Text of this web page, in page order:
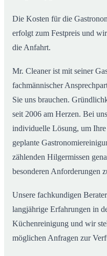
Die Kosten für die
erfolgt zum Festpreis und
die Anfahrt.
Mr. Cleaner ist mit seiner
fachmännischer
Sie uns brauchen.
seit 2006 am Herzen. Bei
individuelle Lösung, um
geplante
zählenden Hilgermissen
besonderen Anforderungen
Unsere fachkundigen
langjährige Erfahrungen in
Küchenreinigung und wir
möglichen Anfragen zur